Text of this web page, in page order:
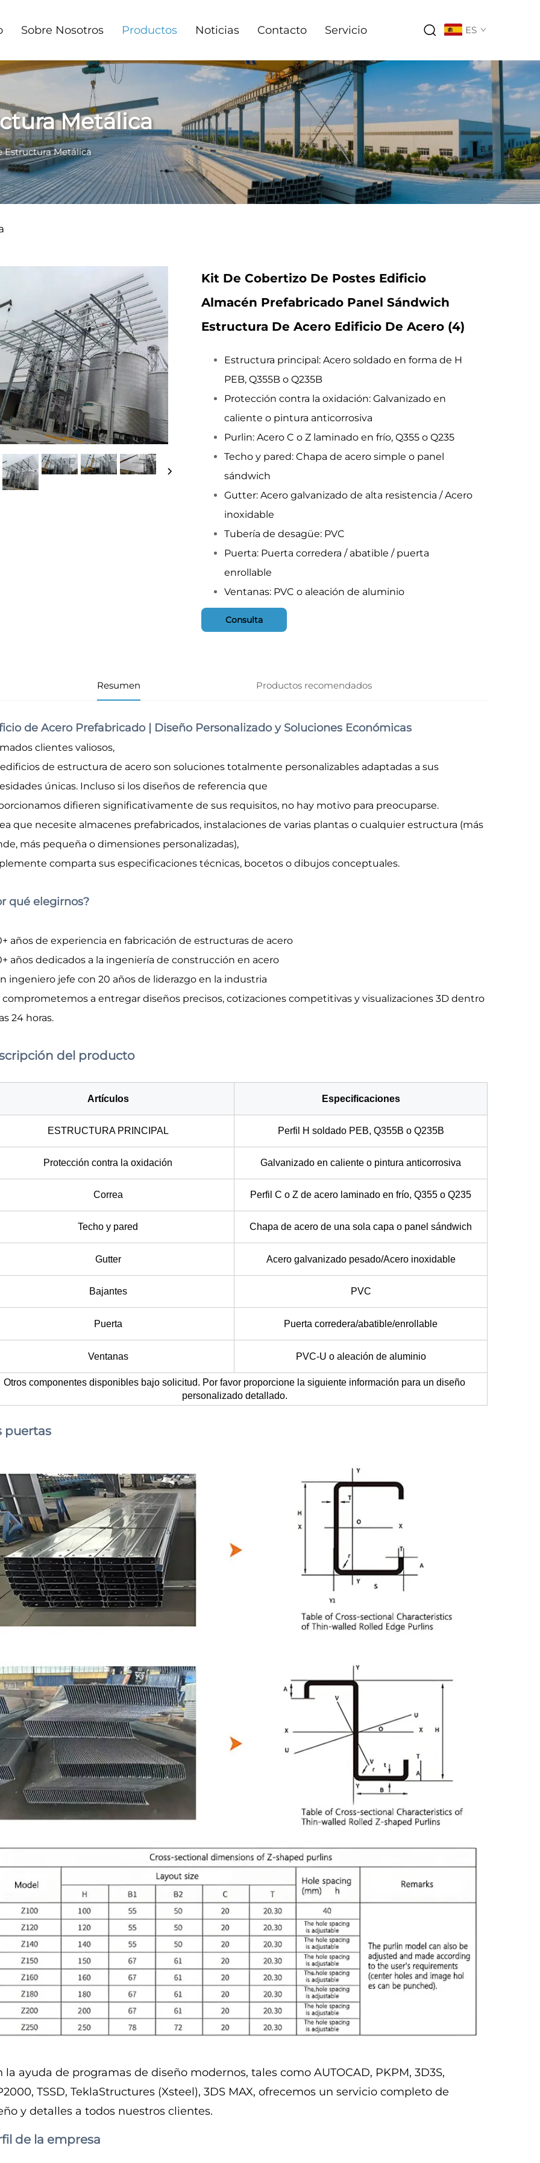
Sobre Nosotros Productos Noticias Contacto Servicio ES
Metálica
Estructura Metálica
Kit De Cobertizo De Postes Edificio
Almacén Prefabricado Panel Sándwich
Estructura De Acero Edificio De Acero (4)
Estructura principal: Acero soldado en forma de H
PEB, Q355B o Q235B
Protección contra la oxidación: Galvanizado en
caliente o pintura anticorrosiva
Purlin: Acero C o Z laminado en frío, Q355 o Q235
Techo y pared: Chapa de acero simple o panel
sándwich
Gutter: Acero galvanizado de alta resistencia / Acero
inoxidable
Tubería de desagüe: PVC
Puerta: Puerta corredera / abatible / puerta
enrollable
Ventanas: PVC o aleación de aluminio
Consulta
Resumen Productos recomendados
de Acero Prefabricado | Diseño Personalizado y Soluciones Económicas
clientes valiosos,
de estructura de acero son soluciones totalmente personalizables adaptadas a sus
únicas. Incluso si los diseños de referencia que
difieren significativamente de sus requisitos, no hay motivo para preocuparse.
que necesite almacenes prefabricados, instalaciones de varias plantas o cualquier estructura (más
más pequeña o dimensiones personalizadas),
comparta sus especificaciones técnicas, bocetos o dibujos conceptuales.
qué elegirnos?
años de experiencia en fabricación de estructuras de acero
años dedicados a la ingeniería de construcción en acero
ingeniero jefe con 20 años de liderazgo en la industria
comprometemos a entregar diseños precisos, cotizaciones competitivas y visualizaciones 3D dentro
24 horas.
del producto
Artículos Especificaciones
ESTRUCTURA PRINCIPAL Perfil H soldado PEB, Q355B o Q235B
Protección contra la oxidación Galvanizado en caliente o pintura anticorrosiva
Correa Perfil C o Z de acero laminado en frío, Q355 o Q235
Techo y pared Chapa de acero de una sola capa o panel sándwich
Gutter Acero galvanizado pesado/Acero inoxidable
Bajantes PVC
Puerta Puerta corredera/abatible/enrollable
Ventanas PVC-U o aleación de aluminio
Otros componentes disponibles bajo solicitud. Por favor proporcione la siguiente información para un diseño
personalizado detallado.
puertas
la ayuda de programas de diseño modernos, tales como AUTOCAD, PKPM, 3D3S,
TSSD, TeklaStructures (Xsteel), 3DS MAX, ofrecemos un servicio completo de
y detalles a todos nuestros clientes.
de la empresa